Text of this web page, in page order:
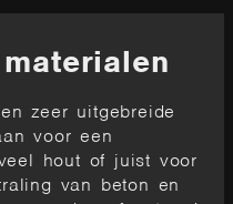
zeer uitgebreide
voor een
hout of juist voor
van beton en